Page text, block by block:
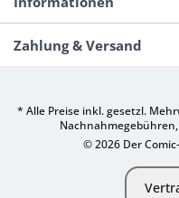
Zahlung & Versand
* Alle Preise inkl. gesetzl.
© 2026 Der